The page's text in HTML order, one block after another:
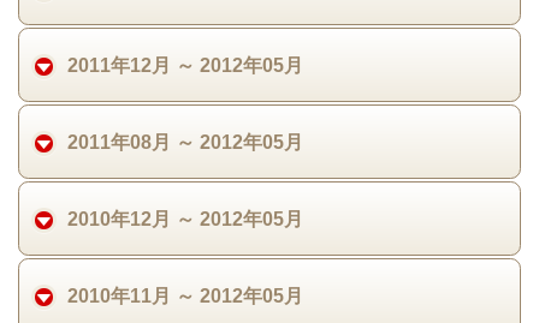
2011年12月 ～ 2012年05月
2011年08月 ～ 2012年05月
2010年12月 ～ 2012年05月
2010年11月 ～ 2012年05月